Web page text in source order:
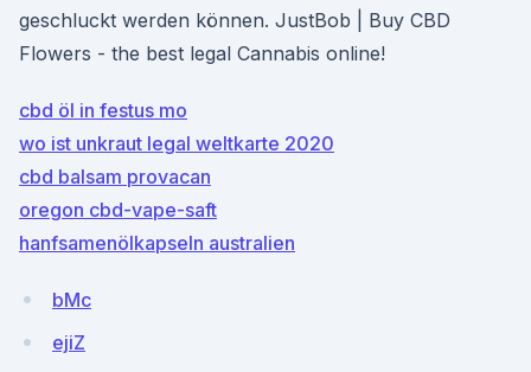
geschluckt werden können. JustBob | Buy CBD
Flowers - the best legal Cannabis online!
cbd öl in festus mo
wo ist unkraut legal weltkarte 2020
cbd balsam provacan
oregon cbd-vape-saft
hanfsamenölkapseln australien
bMc
ejiZ